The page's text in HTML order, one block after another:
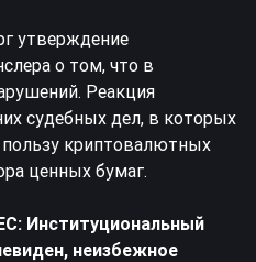
утверждение
о том, что в
Реакция
судебных дел, в которых
криптовалютных
ценных бумаг.
Институциональный
неизбежное